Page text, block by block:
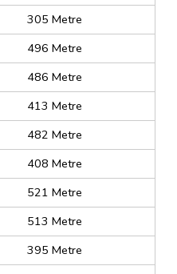
305 Metre
496 Metre
486 Metre
413 Metre
482 Metre
408 Metre
521 Metre
513 Metre
395 Metre